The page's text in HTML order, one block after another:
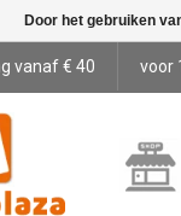
vanaf € 40 voor
Door het gebruiken